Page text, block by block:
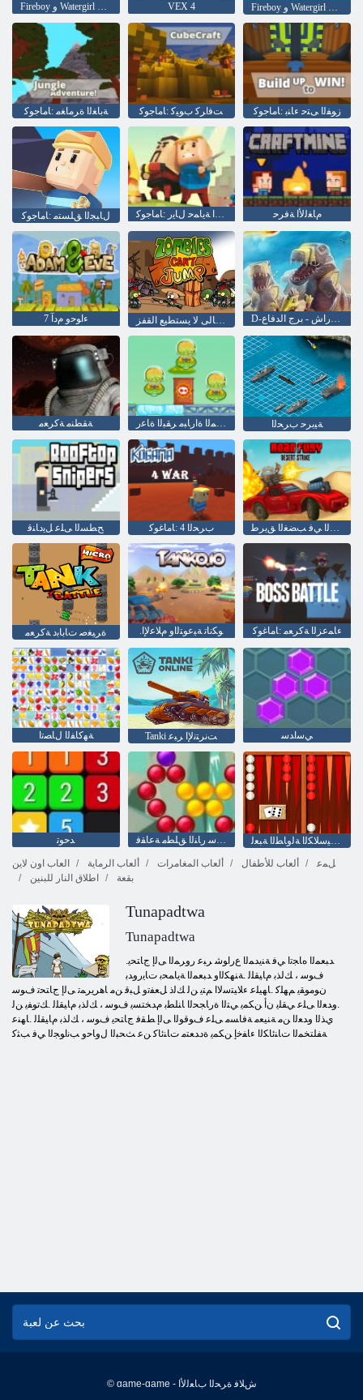
Fireboy ﻭ Watergirl 2: ﻒﻴﻔﺨﻟﺍ ﺪﺒﻌﻤﻟﺍ VEX 4 Fireboy ﻭ Watergirl 5: ﺮﺻﺎﻨﻋ
ﺔﺑﺎﻐﻟﺍ ﺓﺮﻣﺎﻐﻣ :ﺎﻣﺎﺟﻮﻛ ﺖﻓﺍﺮﻛ ﺏﻮﻴﻛ :ﺎﻣﺎﺟﻮﻛ ﺯﻮﻔﻟﺍ ﻰﺘﺣ ءﺎﻨﺑ :ﺎﻣﺎﺟﻮﻛ
ﻝﺎﺒﺠﻟﺍ ﻖﻠﺴﺘﻣ :ﺎﻣﺎﺟﻮﻛ ﺔﻴﺗﺎﺒﻨﻟﺍ ﻑﺎﻨﺻﻷ ﺍ ﺔﻳﺎﻤﺣ ﻝﺎﻳﺭ :ﺎﻣﺎﺟﻮﻛ ﻡﺎﻐﻟﻷ ﺍ ﺔﻓﺮﺣ
7 ءﺍﻮﺣﻭ ﻡﺩﺁ D-يوم: راش - برج الدفاع
ﺔﻘﻄﻨﻣ ﺔﻛﺮﻌﻣ ﺦﻳﺮﻤﻟﺍ ﺓﺍﺭﺎﺒﻣ ﺮﻘﺒﻟﺍ ﺓﺎﻋﺭ ﺔﻴﺑﺮﺣ ﺏﺮﺤﻟﺍ
ﺢﻄﺴﻟﺍ ﻰﻠﻋ ﻞﻳﺩﺎﻨﻗ ﺏﺮﺤﻟﺍ 4 :ﺎﻣﺎﻏﻮﻛ ءﺍﺮﺤﺼﻟﺍ ﻲﻓ ﺐﻀﻐﻟﺍ ﻖﻳﺮﻃ
ﺓﺮﻴﻐﺻ ﺕﺎﺑﺎﺑﺩ ﺔﻛﺮﻌﻣ .ﻮﻜﻧﺎﺗ ﺔﻴﻋﻮﺘﻟﺍﻭ ﻡﻼ ﻋﻹ ﺍ ءﺎﻤﻋﺰﻟﺍ ﺔﻛﺮﻌﻣ :ﺎﻣﺎﻏﻮﻛ
ﺔﻬﻛﺎﻔﻟﺍ ﻝﺎﺼﺗﺍ Tanki ﺖﻧﺮﺘﻧﻹ ﺍ ﺮﺒﻋ ﻲﺳﺍﺪﺳ
ﺪﺣﻮﺗ ﺎﻏﺎﺳ ﺭﺎﻨﻟﺍ ﻖﻠﻄﻣ ﺔﻋﺎﻘﻓ
ﺔﻴﻜﻴﺳﻼ ﻜﻟﺍ ﺔﻟﻭﺎﻄﻟﺍ ﺔﺒﻌﻟ
العاب اون لاين
ألعاب الرماية ألعاب المغامرات ألعاب للأطفال
ﻞﻤﻋ
اطلاق النار للبنين
بقعة
Tunapadtwa
Tunapadtwa
.ﺪﺒﻌﻤﻟﺍ ﻩﺎﺠﺗﺍ ﻲﻓ ﺔﻨﻳﺪﻤﻟﺍ ﻉﺭﺍﻮﺷ ﺮﺒﻋ ﺭﻭﺮﻤﻟﺍ ﻰﻟﺇ ﺝﺎﺘﺤﻳ
ﻑﻮﺳ ، ﻚﻟﺬﺑ ﻡﺎﻴﻘﻠﻟ .ﺔﻨﻬﻜﻟﺍﻭ ﺪﺒﻌﻤﻟﺍ ﺔﻳﺎﻤﺤﺑ ﺕﺎﻳﺭﻭﺪﺑ
ﻥﻮﻣﻮﻘﻳ ﻢﻬﻠﻛ .ﺎﻬﻴﻠﻋ ءﻼ ﻴﺘﺳﻻ ﺍ ﻢﺘﻳ ﻦﻟ ﻚﻟﺫ ﻞﻌﻔﺗﻭ ﻞﺒﻗ ﻦﻣ ﺎﻫﺮﻳﺮﻤﺗ ﻰﻟﺇ ﺝﺎﺘﺤﺗ ﻑﻮﺳ
.ﻭﺪﻌﻟﺍ ﻰﻠﻋ ﻲﻘﻠﻳ ﻥﺃ ﻦﻜﻤﻳ ﻲﺘﻟﺍ ﺓﺭﺎﺠﺤﻟﺍ ﺎﻨﻠﻄﺑ ﻡﺪﺨﺘﺴﻳ ﻑﻮﺳ ، ﻚﻟﺬﺑ ﻡﺎﻴﻘﻠﻟ .ﻚﺗﻮﻔﻳ ﻦﻟ
ﻱﺬﻟﺍ ﻭﺪﻌﻟﺍ ﻦﻣ ﺔﻨﻴﻌﻣ ﺔﻓﺎﺴﻣ ﻰﻠﻋ ﻑﻮﻗﻮﻟﺍ ﻰﻟﺇ ﻂﻘﻓ ﺝﺎﺘﺤﻳ ﻑﻮﺳ ، ﻚﻟﺬﺑ ﻡﺎﻴﻘﻠﻟ .ﺎﻬﻨﻋ
ﺔﻔﻠﺘﺨﻤﻟﺍ ﺕﺎﻨﺋﺎﻜﻟﺍ ءﺎﻔﺧﺇ ﻦﻜﻤﻳ ﺓﺩﺪﻌﺘﻣ ﺕﺎﻨﺋﺎﻛ ﻦﻋ ﺚﺤﺒﻟﺍ ﻝﻭﺎﺣﻭ ﺐﻧﺍﻮﺠﻟﺍ ﻲﻓ ﺐﺜﻛ
© game-game - ﺵﻼ ﻓ ﺓﺮﺤﻟﺍ ﺏﺎﻌﻟﻷ ﺍ